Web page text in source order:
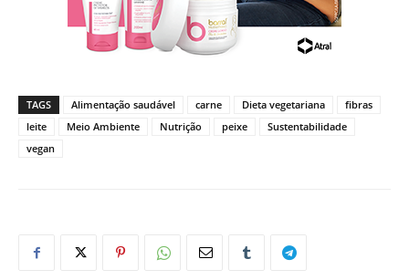
TAGS Alimentação saudável carne Dieta vegetariana
fibras
leite
Meio Ambiente Nutrição peixe
Sustentabilidade
vegan